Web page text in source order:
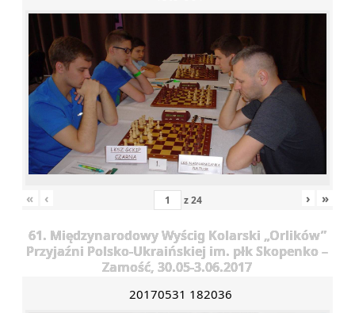
« ‹ z24 › »
61. Międzynarodowy Wyścig Kolarski „Orlików”
Przyjaźni Polsko-Ukraińskiej im. płk Skopenko –
Zamość, 30.05-3.06.2017
20170531 182036